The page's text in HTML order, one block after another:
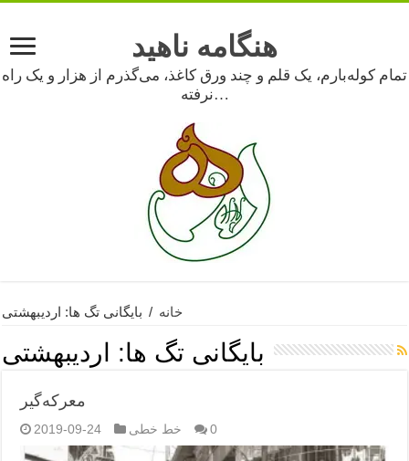
هنگامه ناهید
تمام کوله‌بارم، یک قلم و چند ورق کاغذ، می‌گذرم از هزار و یک راه
نرفته…
خانه / بایگانی تگ ها: اردیبهشتی
بایگانی تگ ها: اردیبهشتی
معرکه‌گیر
2019-09-24 خط خطی 0